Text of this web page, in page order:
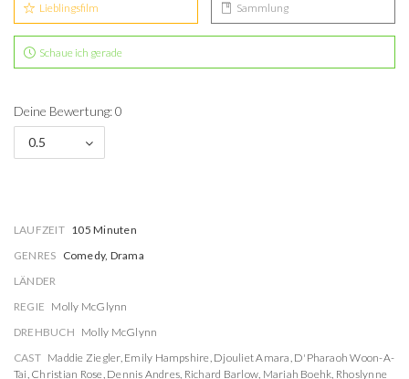
Lieblingsfilm Sammlung
Schaue ich gerade
Deine Bewertung: 0
0.5
LAUFZEIT 105 Minuten
GENRES Comedy, Drama
LÄNDER
REGIE Molly McGlynn
DREHBUCH Molly McGlynn
CAST Maddie Ziegler, Emily Hampshire, Djouliet Amara, D'Pharaoh Woon-A-
Tai, Christian Rose, Dennis Andres, Richard Barlow, Mariah Boehk, Rhoslynne